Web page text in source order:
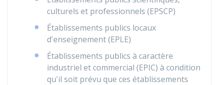
culturels et professionnels (EPSCP)
Établissements publics locaux
d'enseignement (EPLE)
Établissements publics à caractère
industriel et commercial (EPIC) à condition
qu'il soit prévu que ces établissements